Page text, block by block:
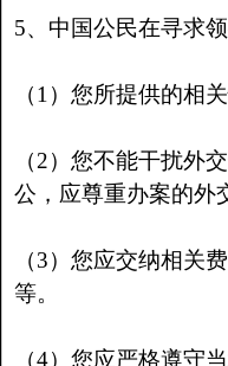
5、中国公民在寻求
（1）您所提供的相
（2）您不能干扰外
公，应尊重办案的外
（3）您应交纳相关
等。
（4）您应严格遵守